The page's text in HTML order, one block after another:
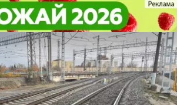
готовятся к перезапуску
в районе ул. Ерик
готовятся к перезапуску
в районе ул. Ерик
новости по
и курсы
Пензе